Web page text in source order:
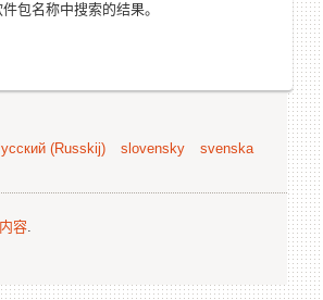
包名称中搜索的结果。
(Russkij) slovensky
svenska
容.